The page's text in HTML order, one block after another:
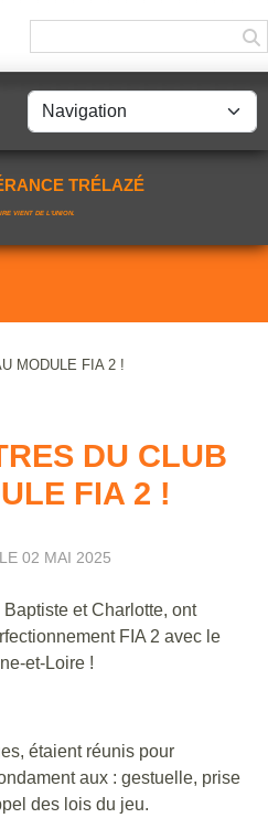
TRÉLAZÉ
VIENT DE L'UNION.
MODULE FIA 2 !
DU CLUB
FIA 2 !
02 MAI 2025
et Charlotte, ont
FIA 2 avec le
et-Loire !
étaient réunis pour
aux : gestuelle, prise
des lois du jeu.